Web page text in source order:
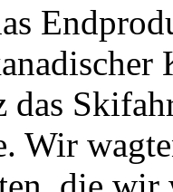
das
Wir